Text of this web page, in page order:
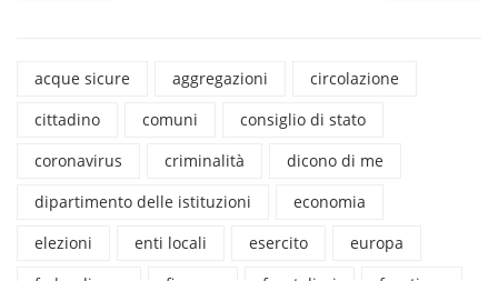
acque sicure aggregazioni
circolazione
cittadino
comuni
consiglio di stato
coronavirus
criminalità
dicono di me
dipartimento delle istituzioni
economia
elezioni
enti locali esercito
europa